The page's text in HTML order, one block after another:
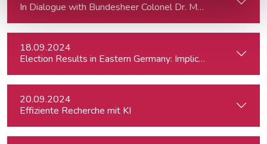
In Dialogue with Bundesheer Colonel Dr. Markus Reisner -
18.09.2024
Election Results in Eastern Germany:
20.09.2024
Effiziente Recherche mit KI